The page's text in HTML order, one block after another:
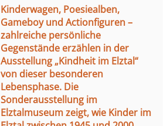
Kinderwagen, Poesiealben,
Gameboy und Actionfiguren –
zahlreiche persönliche
Gegenstände erzählen in der
Ausstellung „Kindheit im Elztal“
von dieser besonderen
Lebensphase. Die
Sonderausstellung im
Elztalmuseum zeigt, wie Kinder im